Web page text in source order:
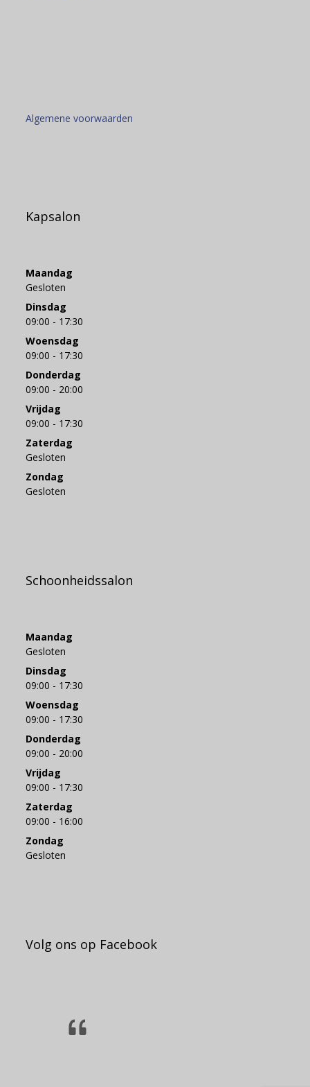
Algemene voorwaarden
Kapsalon
Maandag
Gesloten
Dinsdag
09:00 - 17:30
Woensdag
09:00 - 17:30
Donderdag
09:00 - 20:00
Vrijdag
09:00 - 17:30
Zaterdag
Gesloten
Zondag
Gesloten
Schoonheidssalon
Maandag
Gesloten
Dinsdag
09:00 - 17:30
Woensdag
09:00 - 17:30
Donderdag
09:00 - 20:00
Vrijdag
09:00 - 17:30
Zaterdag
09:00 - 16:00
Zondag
Gesloten
Volg ons op Facebook